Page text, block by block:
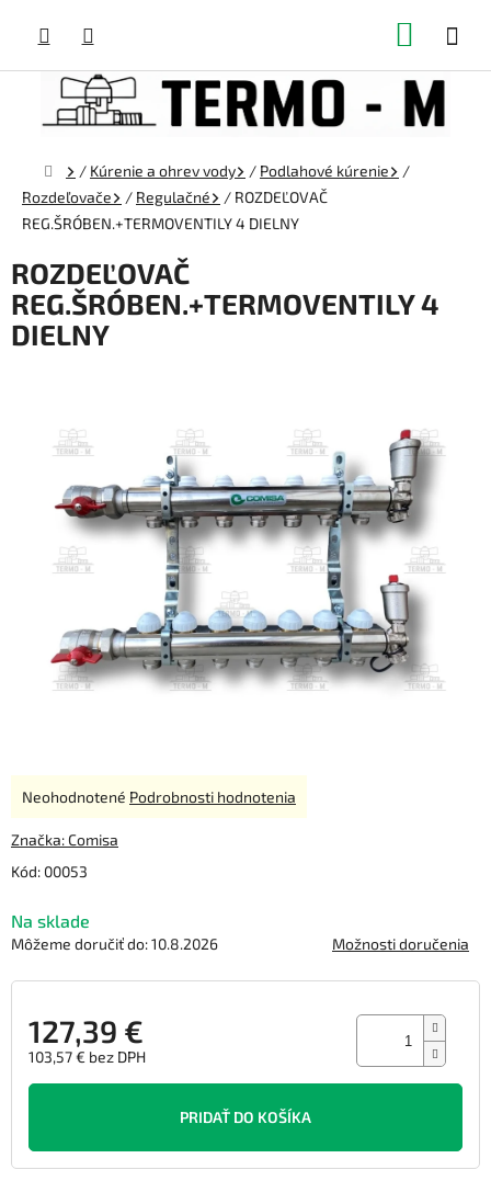
obsah
Domov
/ Kúrenie a ohrev vody / Podlahové kúrenie
/
Rozdeľovače
/ Regulačné / ROZDEĽOVAČ
REG.ŠRÓBEN.+TERMOVENTILY 4 DIELNY
ROZDEĽOVAČ
REG.ŠRÓBEN.+TERMOVENTILY 4
DIELNY
Kód: 00053
Na sklade
Môžeme doručiť do:10.8.2026 Možnosti doručenia
127,39 €
103,57 € bez DPH
Jednotková
PRIDAŤ DO KOŠÍKA
Priemerné
produktu
0,0
5
hviezdičiek.
Neohodnotené Podrobnosti hodnotenia
Značka:Comisa